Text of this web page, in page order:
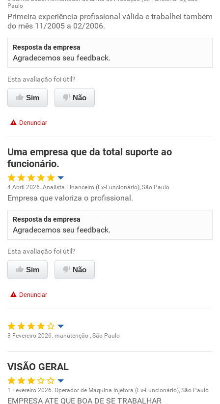
Oportunidade de promoção
Conciliação com a vida familiar
Benefícios
Recomenda esta empresa
Recomenda a diretoria
Paulo
Primeira experiência profissional válida e trabalhei também
do mês 11/2005 a 02/2006.
Resposta da empresa
Agradecemos seu feedback.
Esta avaliação foi útil?
Sim Não
Denunciar
Uma empresa que da total suporte ao
funcionário.
Oportunidade de promoção
Ambiente de trabalho
Conciliação com a vida familiar
Benefícios
Recomenda esta empresa
4 Abril 2026. Analista Financeiro (Ex-Funcionário), São Paulo
Empresa que valoriza o profissional.
Resposta da empresa
Agradecemos seu feedback.
Esta avaliação foi útil?
Sim Não
Denunciar
Ambiente de trabalho
Conciliação com a vida familiar
3 Fevereiro 2026. manutenção , São Paulo
VISÃO GERAL
Oportunidade de promoção
1 Fevereiro 2026. Operador de Máquina Injetora (Ex-Funcionário), São Paulo
EMPRESA ATE QUE BOA DE SE TRABALHAR